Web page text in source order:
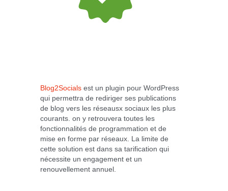
Blog2Socials est un plugin pour WordPress
qui permettra de rediriger ses publications
de blog vers les réseausx sociaux les plus
courants. on y retrouvera toutes les
fonctionnalités de programmation et de
mise en forme par réseaux. La limite de
cette solution est dans sa tarification qui
nécessite un engagement et un
renouvellement annuel.